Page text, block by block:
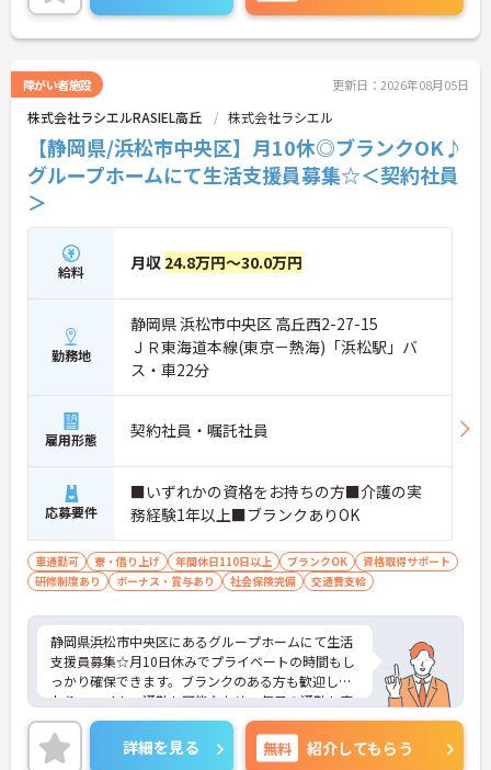
障がい者施設 更新日：2026年08月05日
株式会社ラシエルRASIEL高丘 株式会社ラシエル
【静岡県/浜松市中央区】月10休◎ブランクOK♪
グループホームにて生活支援員募集☆＜契約社員
＞
給料 月収 24.8万円～30.0万円
勤務地
静岡県 浜松市中央区 高丘西2-27-15
ＪＲ東海道本線(東京－熱海)「浜松駅」バ
ス・車22分
雇用形態 契約社員・嘱託社員
応募要件
■いずれかの資格をお持ちの方■介護の実
務経験1年以上■ブランクありOK
車通勤可 寮・借り上げ 年間休日110日以上 ブランクOK
資格取得サポート
研修制度あり
ボーナス・賞与あり 社会保険完備 交通費支給
静岡県浜松市中央区にあるグループホームにて生活
支援員募集☆月10日休みでプライベートの時間もし
っかり確保できます。ブランクのある方も歓迎して
おり、マイカー通勤も可能なため、毎日の通勤も安
心です♪ご興味のある方には、面接対策ポイントな
ど、さらに詳細をご案内しますのでお気軽にご相談
ください！
詳細を見る 無料 紹介してもらう